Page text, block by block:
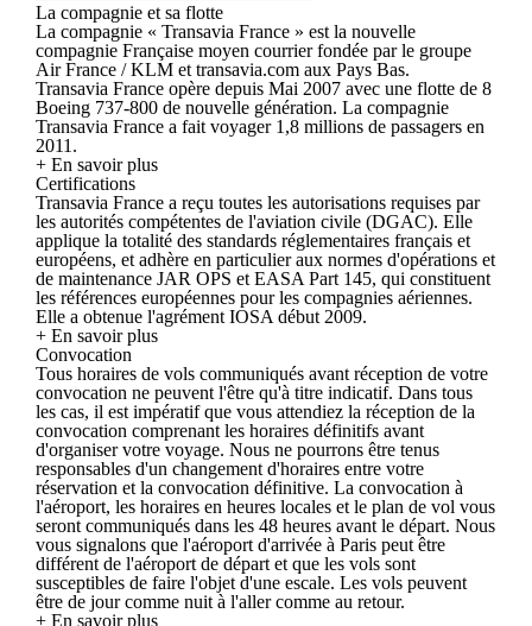
La compagnie et sa flotte
La compagnie « Transavia France » est la nouvelle
compagnie Française moyen courrier fondée par le groupe
Air France / KLM et transavia.com aux Pays Bas.
Transavia France opère depuis Mai 2007 avec une flotte de 8
Boeing 737-800 de nouvelle génération. La compagnie
Transavia France a fait voyager 1,8 millions de passagers en
2011.
+ En savoir plus
Certifications
Transavia France a reçu toutes les autorisations requises par
les autorités compétentes de l'aviation civile (DGAC). Elle
applique la totalité des standards réglementaires français et
européens, et adhère en particulier aux normes d'opérations et
de maintenance JAR OPS et EASA Part 145, qui constituent
les références européennes pour les compagnies aériennes.
Elle a obtenue l'agrément IOSA début 2009.
+ En savoir plus
Convocation
Tous horaires de vols communiqués avant réception de votre
convocation ne peuvent l'être qu'à titre indicatif. Dans tous
les cas, il est impératif que vous attendiez la réception de la
convocation comprenant les horaires définitifs avant
d'organiser votre voyage. Nous ne pourrons être tenus
responsables d'un changement d'horaires entre votre
réservation et la convocation définitive. La convocation à
l'aéroport, les horaires en heures locales et le plan de vol vous
seront communiqués dans les 48 heures avant le départ. Nous
vous signalons que l'aéroport d'arrivée à Paris peut être
différent de l'aéroport de départ et que les vols sont
susceptibles de faire l'objet d'une escale. Les vols peuvent
être de jour comme nuit à l'aller comme au retour.
+ En savoir plus